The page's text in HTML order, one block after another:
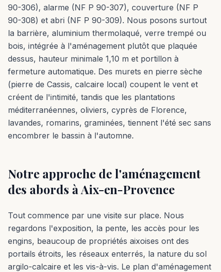
90-306), alarme (NF P 90-307), couverture (NF P
90-308) et abri (NF P 90-309). Nous posons surtout
la barrière, aluminium thermolaqué, verre trempé ou
bois, intégrée à l'aménagement plutôt que plaquée
dessus, hauteur minimale 1,10 m et portillon à
fermeture automatique. Des murets en pierre sèche
(pierre de Cassis, calcaire local) coupent le vent et
créent de l'intimité, tandis que les plantations
méditerranéennes, oliviers, cyprès de Florence,
lavandes, romarins, graminées, tiennent l'été sec sans
encombrer le bassin à l'automne.
Notre approche de l'aménagement
des abords à Aix-en-Provence
Tout commence par une visite sur place. Nous
regardons l'exposition, la pente, les accès pour les
engins, beaucoup de propriétés aixoises ont des
portails étroits, les réseaux enterrés, la nature du sol
argilo-calcaire et les vis-à-vis. Le plan d'aménagement